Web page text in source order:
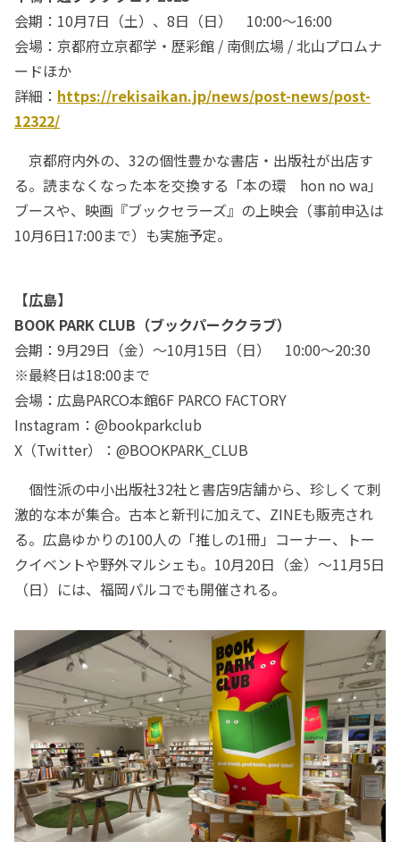
会期：10月7日（土）、8日（日） 10:00～16:00
会場：京都府立京都学・歴彩館 / 南側広場 / 北山プロムナ
ードほか
詳細： https://rekisaikan.jp/news/post-news/post-
12322/
京都府内外の、32の個性豊かな書店・出版社が出店す
る。読まなくなった本を交換する「本の環 hon no wa」
ブースや、映画『ブックセラーズ』の上映会（事前申込は
10月6日17:00まで）も実施予定。
【広島】
BOOK PARK CLUB（ブックパーククラブ）
会期：9月29日（金）～10月15日（日） 10:00～20:30
※最終日は18:00まで
会場：広島PARCO本館6F PARCO FACTORY
Instagram：@bookparkclub
X（Twitter）：@BOOKPARK_CLUB
個性派の中小出版社32社と書店9店舗から、珍しくて刺
激的な本が集合。古本と新刊に加えて、ZINEも販売され
る。広島ゆかりの100人の「推しの1冊」コーナー、トー
クイベントや野外マルシェも。10月20日（金）～11月5日
（日）には、福岡パルコでも開催される。